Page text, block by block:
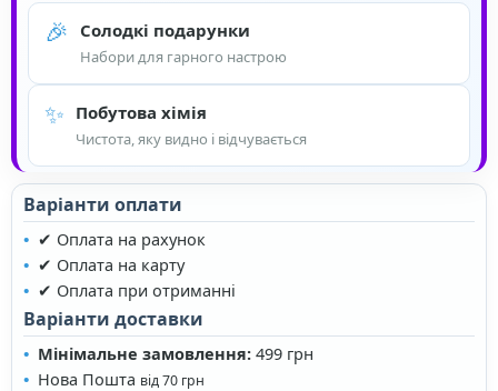
🎉 Солодкі подарунки
Набори для гарного настрою
✨ Побутова хімія
Чистота, яку видно і відчувається
Варіанти оплати
✔ Оплата на рахунок
✔ Оплата на карту
✔ Оплата при отриманні
Варіанти доставки
Мінімальне замовлення: 499 грн
Нова Пошта від 70 грн
❤